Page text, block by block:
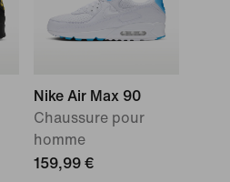
Nike Air Max 90
Chaussure pour
homme
159,99 €